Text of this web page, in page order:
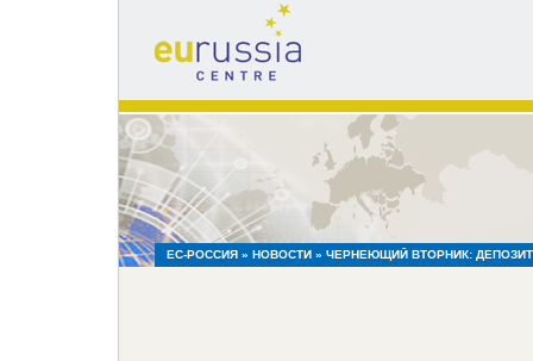
eurussia
centre
ЕС-РОССИЯ » НОВОСТИ » ЧЕРНЕЮЩИЙ ВТОРНИК: